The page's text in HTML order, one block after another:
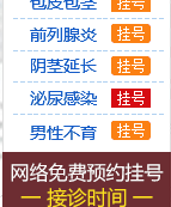
您现在的位置：